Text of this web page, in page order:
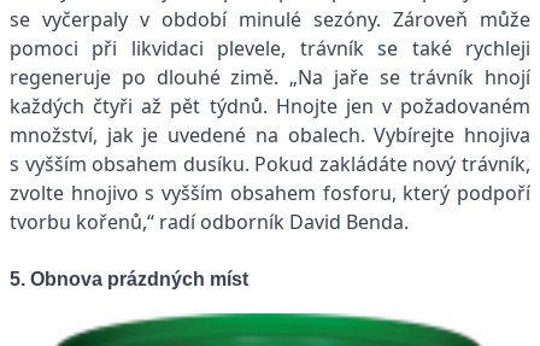
se vyčerpaly v období minulé sezóny. Zároveň může
pomoci při likvidaci plevele, trávník se také rychleji
regeneruje po dlouhé zimě. „Na jaře se trávník hnojí
každých čtyři až pět týdnů. Hnojte jen v požadovaném
množství, jak je uvedené na obalech. Vybírejte hnojiva
s vyšším obsahem dusíku. Pokud zakládáte nový trávník,
zvolte hnojivo s vyšším obsahem fosforu, který podpoří
tvorbu kořenů,“ radí odborník David Benda.
5. Obnova prázdných míst